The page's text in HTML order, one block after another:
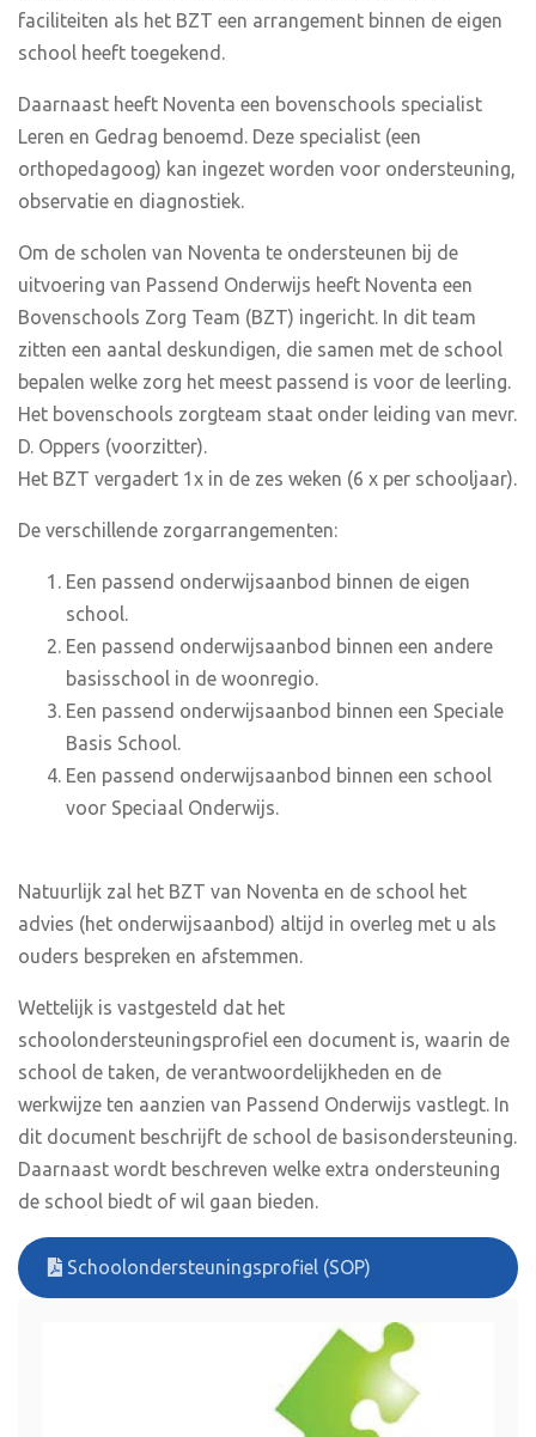
faciliteiten als het BZT een arrangement binnen de eigen
school heeft toegekend.
Daarnaast heeft Noventa een bovenschools specialist
Leren en Gedrag benoemd. Deze specialist (een
orthopedagoog) kan ingezet worden voor ondersteuning,
observatie en diagnostiek.
Om de scholen van Noventa te ondersteunen bij de
uitvoering van Passend Onderwijs heeft Noventa een
Bovenschools Zorg Team (BZT) ingericht. In dit team
zitten een aantal deskundigen, die samen met de school
bepalen welke zorg het meest passend is voor de leerling.
Het bovenschools zorgteam staat onder leiding van mevr.
D. Oppers (voorzitter).
Het BZT vergadert 1x in de zes weken (6 x per schooljaar).
De verschillende zorgarrangementen:
Een passend onderwijsaanbod binnen de eigen
school.
Een passend onderwijsaanbod binnen een andere
basisschool in de woonregio.
Een passend onderwijsaanbod binnen een Speciale
Basis School.
Een passend onderwijsaanbod binnen een school
voor Speciaal Onderwijs.
Natuurlijk zal het BZT van Noventa en de school het
advies (het onderwijsaanbod) altijd in overleg met u als
ouders bespreken en afstemmen.
Wettelijk is vastgesteld dat het
schoolondersteuningsprofiel een document is, waarin de
school de taken, de verantwoordelijkheden en de
werkwijze ten aanzien van Passend Onderwijs vastlegt. In
dit document beschrijft de school de basisondersteuning.
Daarnaast wordt beschreven welke extra ondersteuning
de school biedt of wil gaan bieden.
Schoolondersteuningsprofiel (SOP)